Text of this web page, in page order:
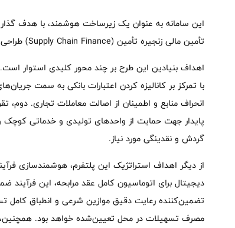
این سامانه به عنوان یک زیرساخت هوشمند، با هدف
تأمین مالی زنجیره تأمین (Supply Chain Finance) طراحی و عملیاتی شده است.
اهداف بنیادین این طرح بر چند محور کلیدی استوار
با تمرکز بر کانالیزه کردن اعتبارات بانکی به سمت
انحراف منابع و اطمینان از اصالت معاملات تجاری. دوم،
گردش و نقدینگی مورد نیاز.
از دیگر اهداف استراتژیک این پلتفرم، هوشمندسازی
دیجیتال برای اتوماسیون کامل عقد مرابحه، این
تضمین‌کننده رعایت دقیق موازین شرعی و انطباق کامل
مصرف تسهیلات در محل تعیین‌شده خواهد بود. همچنین،